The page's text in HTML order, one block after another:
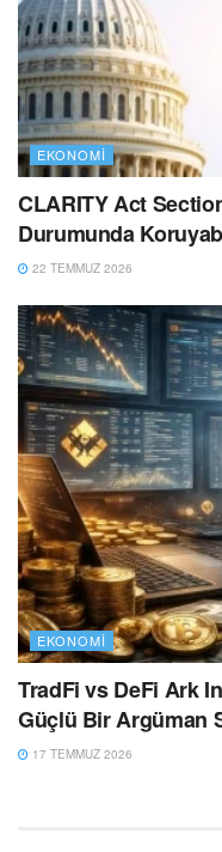
EKONOMI
CLARITY Act
Durumunda
22 TEMMUZ 2026
EKONOMI
TradFi vs DeFi Ark
Güçlü Bir Argüman
17 TEMMUZ 2026